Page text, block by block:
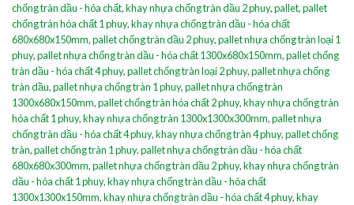
chống tràn dầu - hóa chất,khay nhựa chống tràn dầu 2 phuy,pallet,pallet
chống tràn hóa chất 1 phuy,khay nhựa chống tràn dầu - hóa chất
680x680x150mm,pallet chống tràn dầu 2 phuy,pallet nhựa chống tràn loại 1
phuy,pallet nhựa chống tràn dầu - hóa chất 1300x680x150mm,pallet chống
tràn dầu - hóa chất 4 phuy,pallet chống tràn loại 2 phuy,pallet nhựa chống
tràn dầu,pallet nhựa chống tràn 1 phuy,pallet nhựa chống tràn
1300x680x150mm,pallet chống tràn hóa chất 2 phuy,khay nhựa chống tràn
hóa chất 1 phuy,khay nhựa chống tràn 1300x1300x300mm,pallet nhựa
chống tràn dầu - hóa chất 4 phuy,khay nhựa chống tràn 4 phuy,pallet chống
tràn,pallet chống tràn 1 phuy,pallet nhựa chống tràn dầu - hóa chất
680x680x300mm,pallet nhựa chống tràn dầu 2 phuy,khay nhựa chống tràn
dầu - hóa chất 1 phuy,khay nhựa chống tràn dầu - hóa chất
1300x1300x150mm,khay nhựa chống tràn dầu - hóa chất 4 phuy,khay